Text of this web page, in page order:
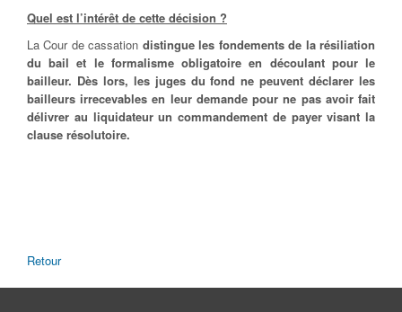
Quel est l’intérêt de cette décision ?
La Cour de cassation distingue les fondements de la résiliation
du bail et le formalisme obligatoire en découlant pour le
bailleur. Dès lors, les juges du fond ne peuvent déclarer les
bailleurs irrecevables en leur demande pour ne pas avoir fait
délivrer au liquidateur un commandement de payer visant la
clause résolutoire.
Retour